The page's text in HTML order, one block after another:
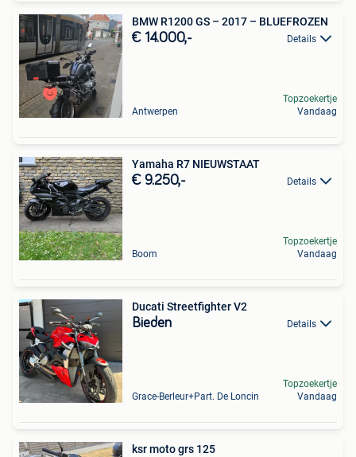
BMW R1200 GS – 2017 – BLUEFROZEN
€ 14.000,- Details
Antwerpen
Topzoekertje
Vandaag
Yamaha R7 NIEUWSTAAT
€ 9.250,- Details
Boom
Topzoekertje
Vandaag
Ducati Streetfighter V2
Bieden Details
Grace-Berleur+Part. De Loncin
Topzoekertje
Vandaag
ksr moto grs 125